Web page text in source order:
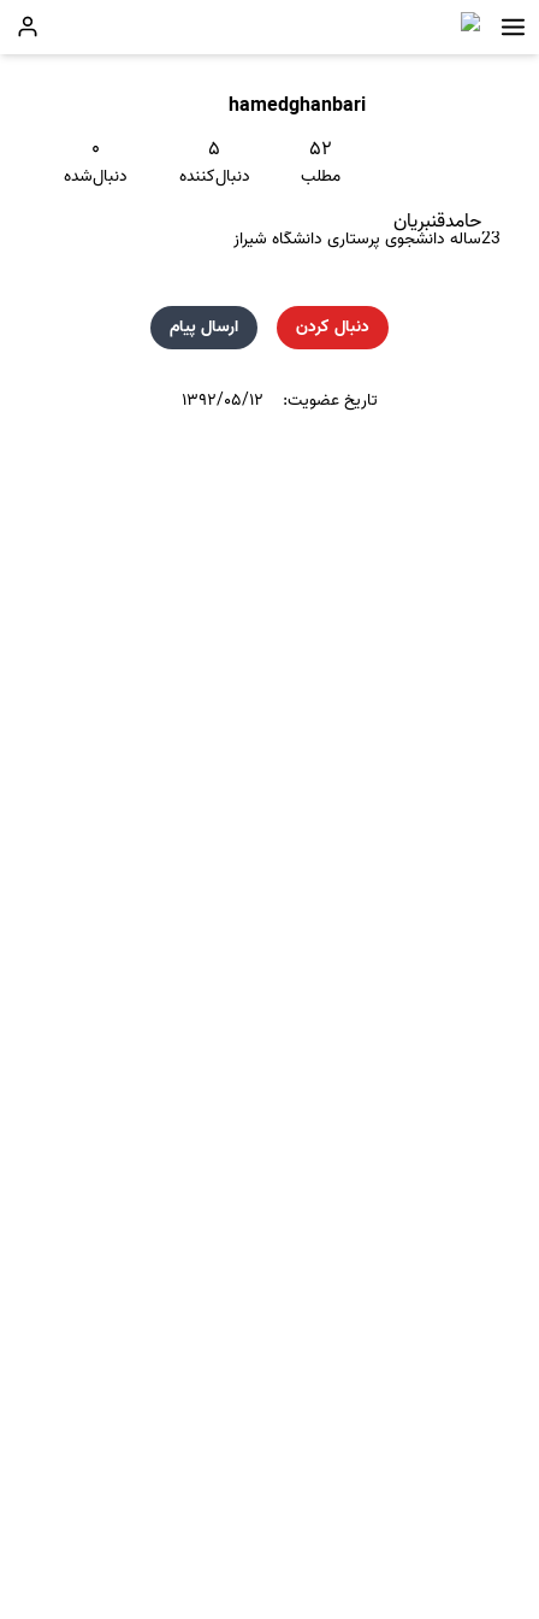
hamedghanbari
۵۲
مطلب
۵
دنبال‌کننده
۰
دنبال‌شده
حامدقنبریان
23ساله دانشجوی پرستاری دانشگاه شیراز
دنبال کردن ارسال پیام
تاریخ عضویت: ۱۳۹۲/۰۵/۱۲